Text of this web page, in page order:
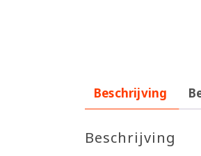
Beschrijving
Beschrijving